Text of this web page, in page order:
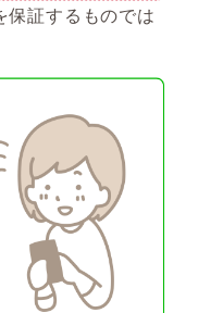
保証するものでは